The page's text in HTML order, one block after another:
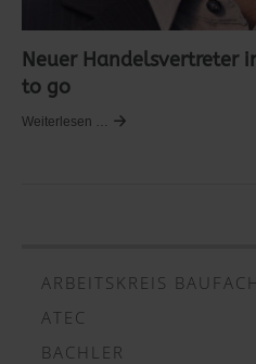
Neuer Handelsvertreter
to go
Weiterlesen …
ARBEITSKREIS
ATEC
BACHLER